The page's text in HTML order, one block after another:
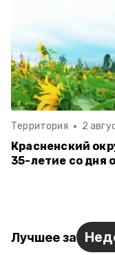
Территория 2
Красненский
35-летие со дня
Лучшее за